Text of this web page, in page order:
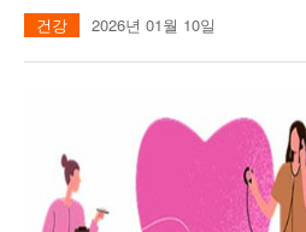
뉴스
발행인칼럼
김명열칼럼
이명덕칼럼
본보특집
100인선/독자광장
건강 2026년 01월 10일